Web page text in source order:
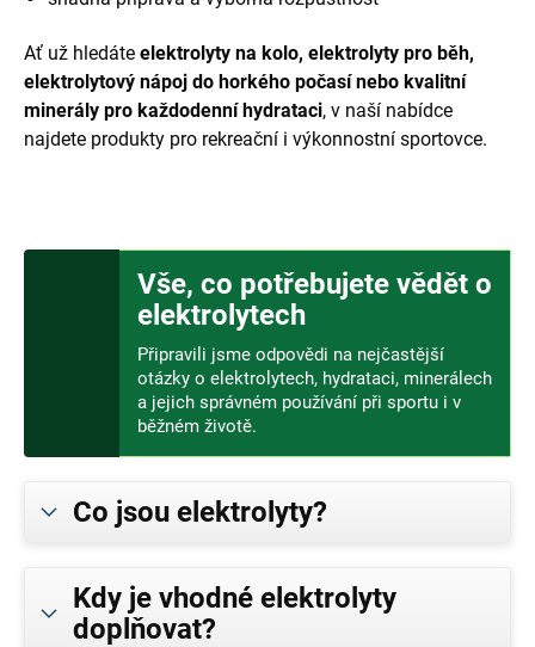
Ať už hledáte elektrolyty na kolo, elektrolyty pro běh,
elektrolytový nápoj do horkého počasí nebo kvalitní
minerály pro každodenní hydrataci, v naší nabídce
najdete produkty pro rekreační i výkonnostní sportovce.
Vše, co potřebujete vědět o
elektrolytech
Připravili jsme odpovědi na nejčastější
otázky o elektrolytech, hydrataci, minerálech
a jejich správném používání při sportu i v
běžném životě.
Co jsou elektrolyty?
Kdy je vhodné elektrolyty
doplňovat?